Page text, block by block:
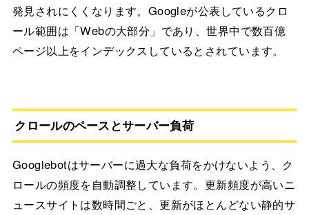
発見されにくくなります。Googleが公表しているクロ
ール範囲は「Webの大部分」であり、世界中で数百億
ページ以上をインデックスしているとされています。
クロールのペースとサーバー負荷
Googlebotはサーバーに過大な負荷をかけないよう、ク
ロールの頻度を自動調整しています。更新頻度が高いニ
ュースサイトは数時間ごと、更新がほとんどない静的サ